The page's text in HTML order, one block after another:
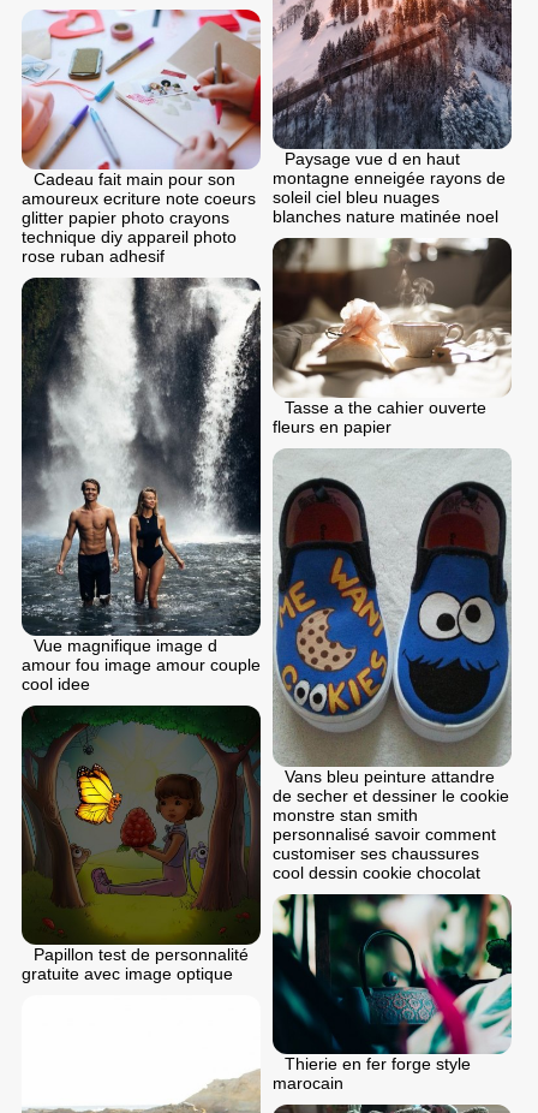
Paysage vue d en haut
montagne enneigée rayons de
soleil ciel bleu nuages
blanches nature matinée noel
Cadeau fait main pour son
amoureux ecriture note coeurs
glitter papier photo crayons
technique diy appareil photo
rose ruban adhesif
Tasse a the cahier ouverte
fleurs en papier
Vue magnifique image d
amour fou image amour couple
cool idee
Vans bleu peinture attandre
de secher et dessiner le cookie
monstre stan smith
personnalisé savoir comment
customiser ses chaussures
cool dessin cookie chocolat
Papillon test de personnalité
gratuite avec image optique
Thierie en fer forge style
marocain